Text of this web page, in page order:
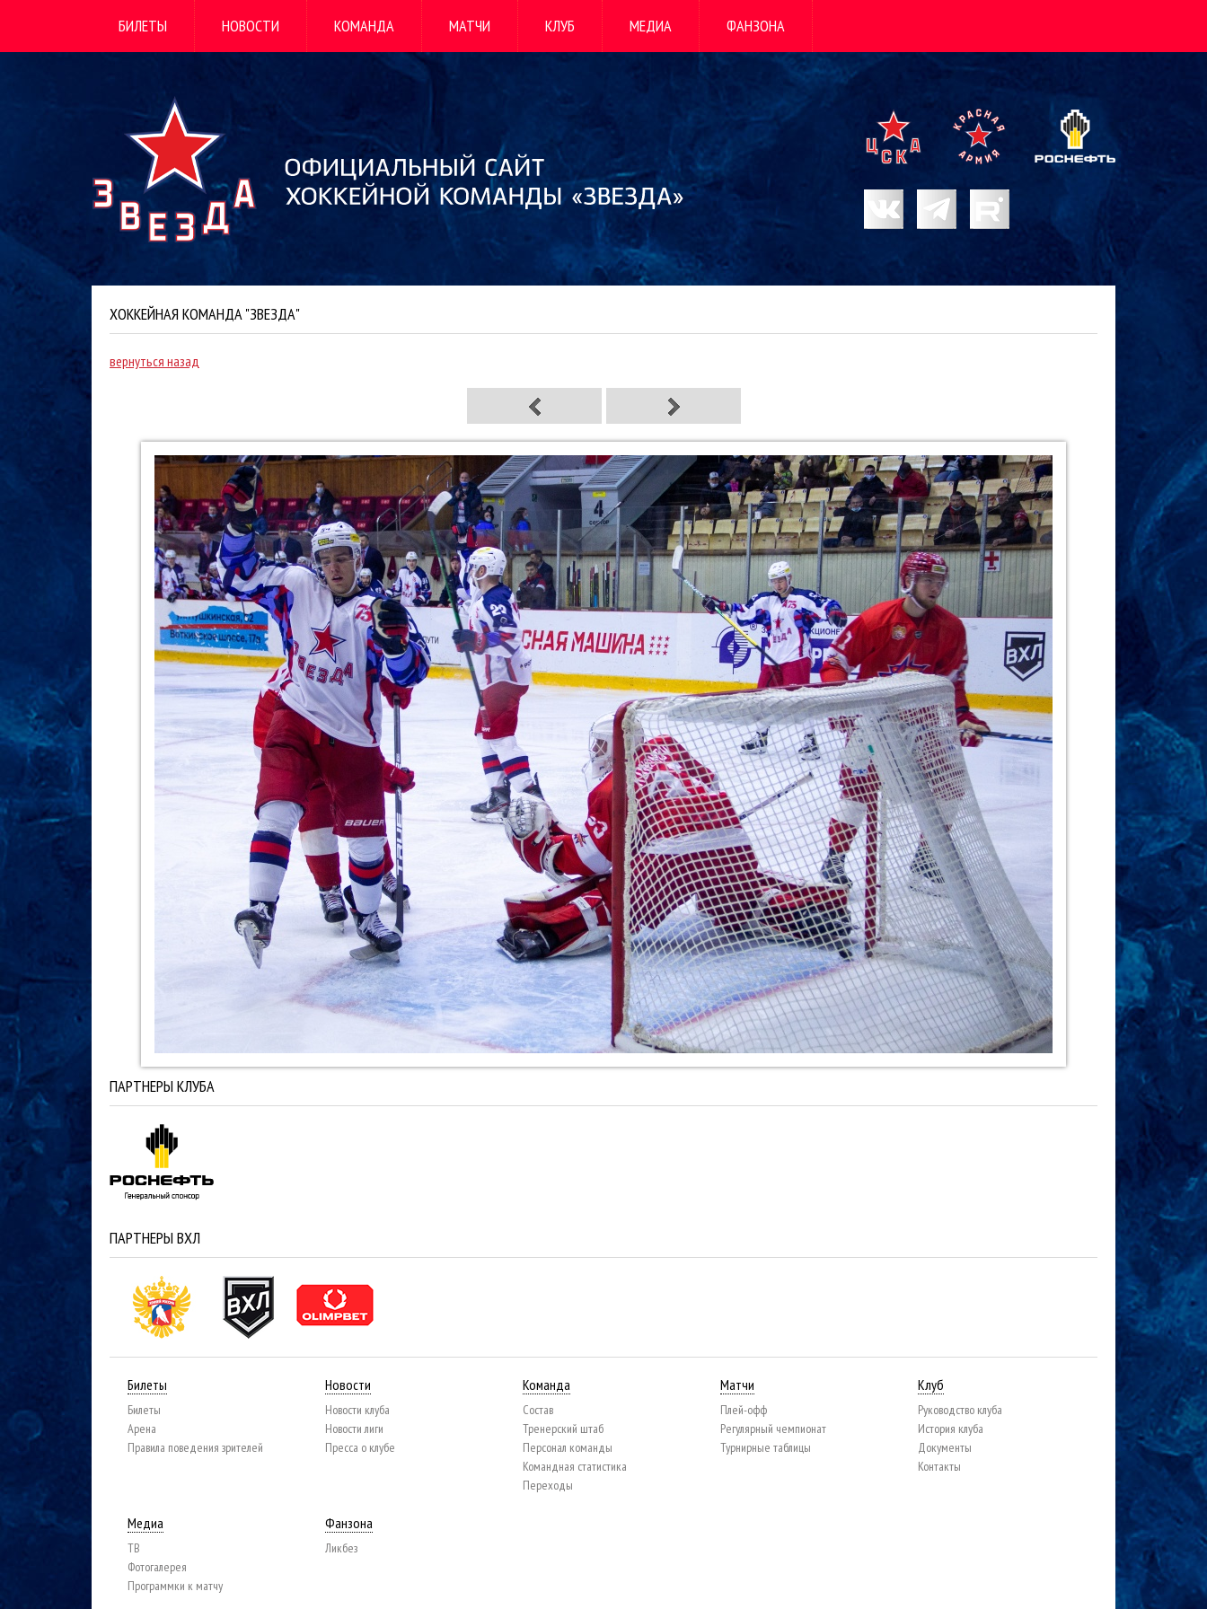
БИЛЕТЫ НОВОСТИ КОМАНДА МАТЧИ КЛУБ МЕДИА ФАНЗОНА
ХОККЕЙНАЯ КОМАНДА "ЗВЕЗДА"
вернуться назад
ПАРТНЕРЫ КЛУБА
ПАРТНЕРЫ ВХЛ
Билеты
Билеты
Арена
Правила поведения зрителей
Новости
Новости клуба
Новости лиги
Пресса о клубе
Команда
Состав
Тренерский штаб
Персонал команды
Командная статистика
Переходы
Матчи
Плей-офф
Регулярный чемпионат
Турнирные таблицы
Клуб
Руководство клуба
История клуба
Документы
Контакты
Медиа
ТВ
Фотогалерея
Программки к матчу
Фанзона
Ликбез